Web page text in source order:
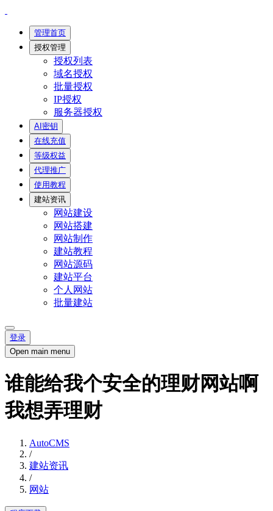
管理首页
授权管理
授权列表
域名授权
批量授权
IP授权
服务器授权
AI密钥
在线充值
等级权益
代理推广
使用教程
建站资讯
网站建设
网站搭建
网站制作
建站教程
网站源码
建站平台
个人网站
批量建站
登录
Open main menu
谁能给我个安全的理财网站啊
我想弄理财
AutoCMS
/
建站资讯
/
网站